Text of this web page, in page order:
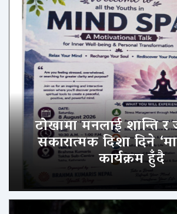
टोखामा मनलाई शान्ति
सकारात्मक दिशा दिने
कार्यक्रम हुँदै